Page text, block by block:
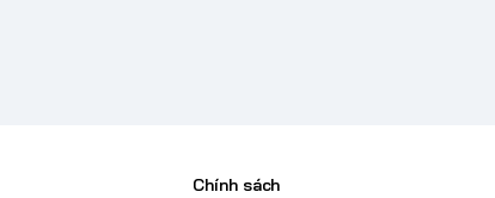
Chính sách